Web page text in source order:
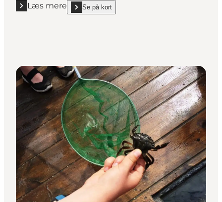
Læs mere
Læs mere "Kongelundsfortet"
Se på kort
show Kongelundsfortet on_map